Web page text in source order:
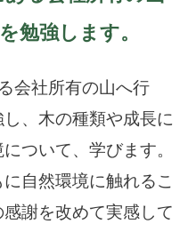
勉強します。
会社所有の山へ行
、木の種類や成長に
ついて、学びます。
自然環境に触れるこ
謝を改めて実感して